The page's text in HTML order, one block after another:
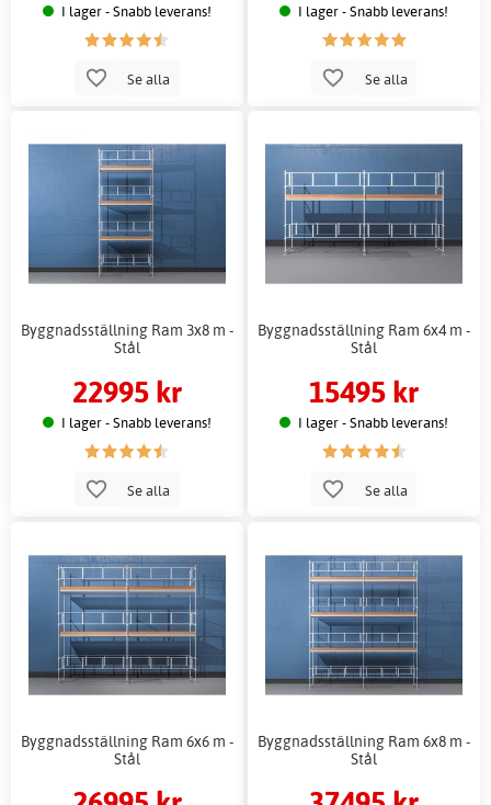
I lager - Snabb leverans!
Se alla
I lager - Snabb leverans!
Se alla
Byggnadsställning Ram 3x8 m -
Stål
22995 kr
I lager - Snabb leverans!
Se alla
Byggnadsställning Ram 6x4 m -
Stål
15495 kr
I lager - Snabb leverans!
Se alla
Byggnadsställning Ram 6x6 m -
Stål
Byggnadsställning Ram 6x8 m -
Stål